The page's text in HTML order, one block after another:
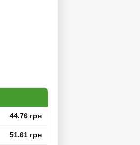
44.76 грн
51.61 грн